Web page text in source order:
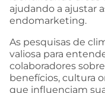
ajudando a ajustar
endomarketing.
As pesquisas de
valiosa para
colaboradores
benefícios, cultura
que influenciam